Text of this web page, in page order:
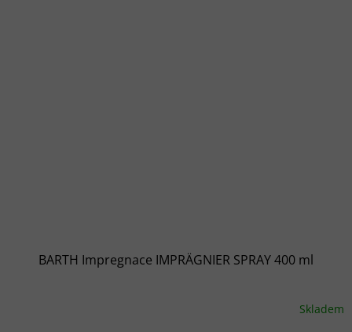
BARTH Impregnace IMPRÄGNIER SPRAY 400 ml
Skladem